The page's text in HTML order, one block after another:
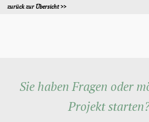
zurück zur Übersicht >>
Sie haben Fragen oder
Projekt